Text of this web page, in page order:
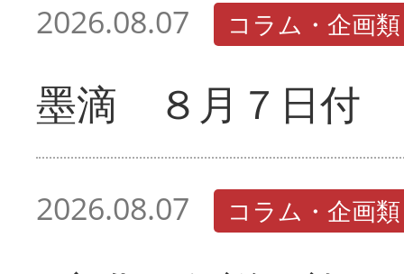
2026.08.07 コラム・企画類
墨滴 ８月７日付
2026.08.07 コラム・企画類